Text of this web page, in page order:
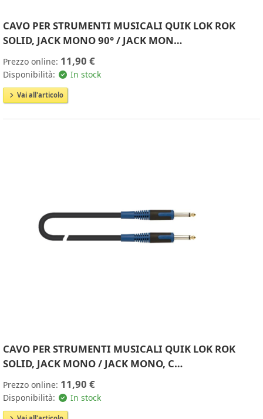
CAVO PER STRUMENTI MUSICALI QUIK LOK ROK
SOLID, JACK MONO 90° / JACK MON…
Prezzo online: 11,90 €
Disponibilità: In stock
Vai all'articolo
CAVO PER STRUMENTI MUSICALI QUIK LOK ROK
SOLID, JACK MONO / JACK MONO, C…
Prezzo online: 11,90 €
Disponibilità: In stock